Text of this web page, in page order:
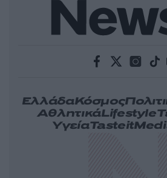
ΕλλάδαΚόσμος
ΑθλητικάLifestyle
ΥγείαTasteit